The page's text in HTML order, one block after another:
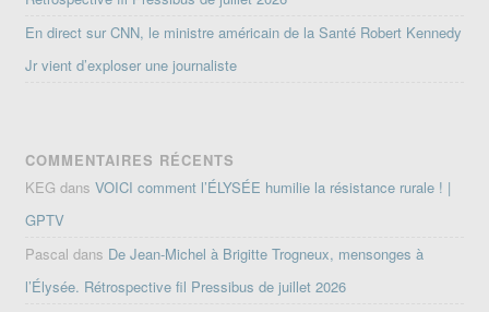
En direct sur CNN, le ministre américain de la Santé Robert Kennedy
Jr vient d’exploser une journaliste
COMMENTAIRES RÉCENTS
KEG dansVOICI comment l’ÉLYSÉE humilie la résistance rurale ! |
GPTV
Pascal dans De Jean-Michel à Brigitte Trogneux, mensonges à
l’Élysée. Rétrospective fil Pressibus de juillet 2026